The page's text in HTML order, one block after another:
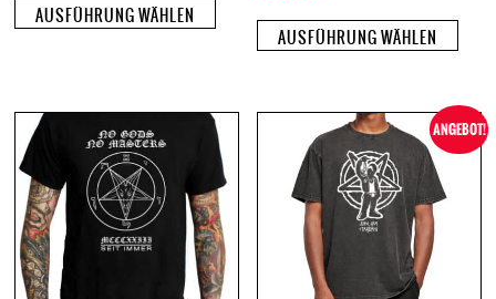
AUSFÜHRUNG WÄHLEN
AUSFÜHRUNG WÄHLEN
ANGEBOT!